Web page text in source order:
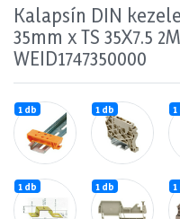
Kalapsín DIN
35mm x TS 35X7.5
WEID1747350000
1 db 1 db 1
1 db 1 db 1